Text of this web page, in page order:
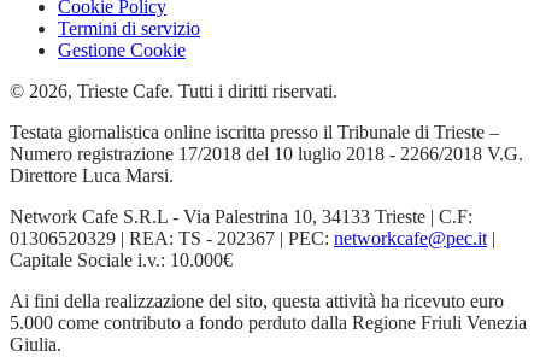
Cookie Policy
Termini di servizio
Gestione Cookie
© 2026, Trieste Cafe. Tutti i diritti riservati.
Testata giornalistica online iscritta presso il Tribunale di Trieste –
Numero registrazione 17/2018 del 10 luglio 2018 - 2266/2018 V.G.
Direttore Luca Marsi.
Network Cafe S.R.L - Via Palestrina 10, 34133 Trieste | C.F:
01306520329 | REA: TS - 202367 | PEC: networkcafe@pec.it |
Capitale Sociale i.v.: 10.000€
Ai fini della realizzazione del sito, questa attività ha ricevuto euro
5.000 come contributo a fondo perduto dalla Regione Friuli Venezia
Giulia.